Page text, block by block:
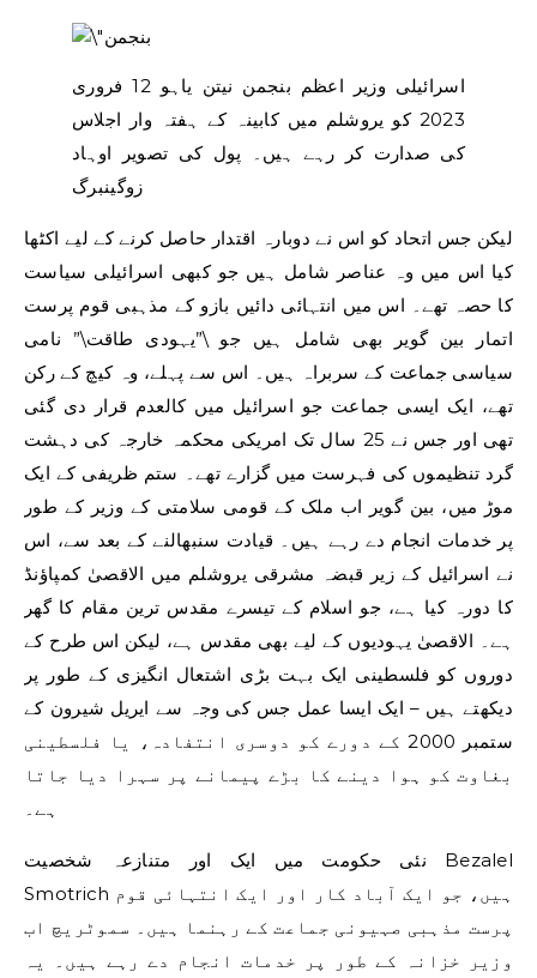
اسرائیلی وزیر اعظم بنجمن نیتن یاہو 12 فروری
2023 کو یروشلم میں کابینہ کے ہفتہ وار اجلاس
کی صدارت کر رہے ہیں۔ پول کی تصویر اوہاد
زوگینبرگ
لیکن جس اتحاد کو اس نے دوبارہ اقتدار حاصل کرنے کے لیے اکٹھا
کیا اس میں وہ عناصر شامل ہیں جو کبھی اسرائیلی سیاست
کا حصہ تھے۔ اس میں انتہائی دائیں بازو کے مذہبی قوم پرست
اتمار بین گویر بھی شامل ہیں جو \”یہودی طاقت\” نامی
سیاسی جماعت کے سربراہ ہیں۔ اس سے پہلے، وہ کیچ کے رکن
تھے، ایک ایسی جماعت جو اسرائیل میں کالعدم قرار دی گئی
تھی اور جس نے 25 سال تک امریکی محکمہ خارجہ کی دہشت
گرد تنظیموں کی فہرست میں گزارے تھے۔ ستم ظریفی کے ایک
موڑ میں، بین گویر اب ملک کے قومی سلامتی کے وزیر کے طور
پر خدمات انجام دے رہے ہیں۔ قیادت سنبھالنے کے بعد سے، اس
نے اسرائیل کے زیر قبضہ مشرقی یروشلم میں الاقصیٰ کمپاؤنڈ
کا دورہ کیا ہے، جو اسلام کے تیسرے مقدس ترین مقام کا گھر
ہے۔ الاقصیٰ یہودیوں کے لیے بھی مقدس ہے، لیکن اس طرح کے
دوروں کو فلسطینی ایک بہت بڑی اشتعال انگیزی کے طور پر
دیکھتے ہیں – ایک ایسا عمل جس کی وجہ سے ایریل شیرون کے
ستمبر 2000 کے دورے کو دوسری انتفادہ، یا فلسطینی
بغاوت کو ہوا دینے کا بڑے پیمانے پر سہرا دیا جاتا
ہے۔
نئی حکومت میں ایک اور متنازعہ شخصیت Bezalel
Smotrich ہیں، جو ایک آباد کار اور ایک انتہائی قوم
پرست مذہبی صہیونی جماعت کے رہنما ہیں۔ سموٹریچ اب
وزیر خزانہ کے طور پر خدمات انجام دے رہے ہیں۔ یہ